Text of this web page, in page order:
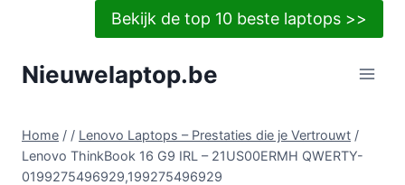
Bekijk de top 10 beste laptops >>
Nieuwelaptop.be
Home / / Lenovo Laptops – Prestaties die je Vertrouwt /
Lenovo ThinkBook 16 G9 IRL – 21US00ERMH QWERTY-
0199275496929,199275496929